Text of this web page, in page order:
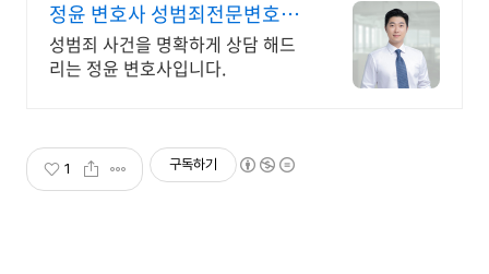
정윤 변호사 성범죄전문변호사
상담
성범죄 사건을 명확하게 상담 해드
리는 정윤 변호사입니다.
1 구독하기